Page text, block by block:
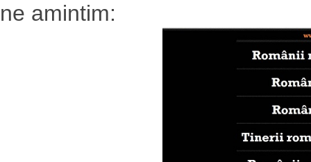
ne amintim: